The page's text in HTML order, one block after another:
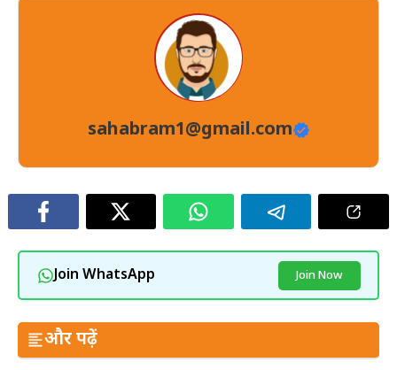
sahabram1@gmail.com
Join WhatsApp Join Now
और पढ़ें